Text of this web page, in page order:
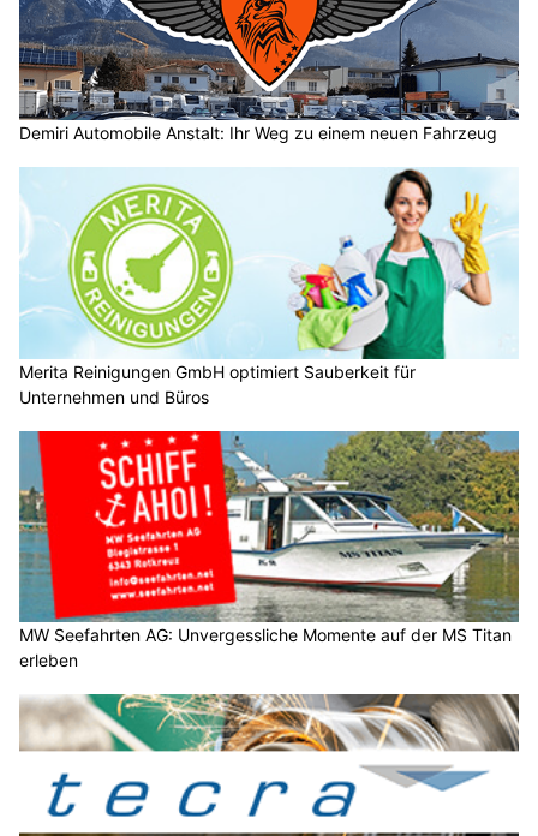
Demiri Automobile Anstalt: Ihr Weg zu einem neuen Fahrzeug
Merita Reinigungen GmbH optimiert Sauberkeit für
Unternehmen und Büros
MW Seefahrten AG: Unvergessliche Momente auf der MS Titan
erleben